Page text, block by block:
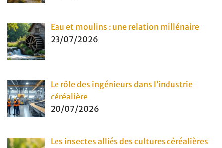
Eau et moulins : une relation millénaire
23/07/2026
Le rôle des ingénieurs dans l’industrie
céréalière
20/07/2026
Les insectes alliés des cultures céréalières